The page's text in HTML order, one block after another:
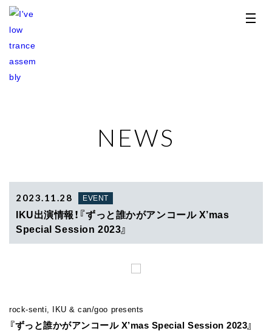
TOP
PROFILE
NEWS
2023.11.28 EVENT
IKU出演情報！『ずっと誰かがアンコール X’mas
Special Session 2023』
rock-senti, IKU & can/goo presents
『ずっと誰かがアンコール X’mas Special Session 2023』